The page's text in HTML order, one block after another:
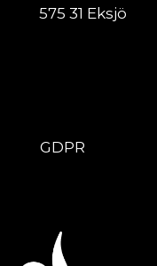
575 31 Eksjö
GDPR